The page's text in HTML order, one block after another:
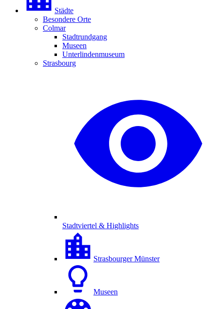
Städte
Besondere Orte
Colmar
Stadtrundgang
Museen
Unterlindenmuseum
Strasbourg
Stadtviertel & Highlights
Strasbourger Münster
Museen